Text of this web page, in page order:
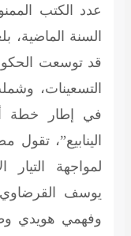
عدد الكتب
قد توسعت
التسعينات،
في إطار خطة
الينابيع”،
لمواجهة
يوسف
وفهمي هويدي